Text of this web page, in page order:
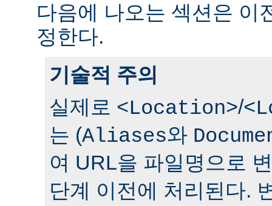
다음에 나오는 섹션은 이
정한다.
기술적 주의
실제로 <Location>/
는 (Aliases와
여 URL을 파일명으로
단계 이전에 처리된다.